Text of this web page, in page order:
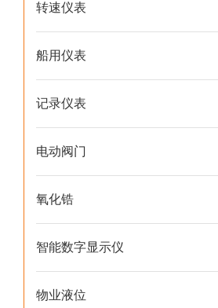
转速仪表
船用仪表
记录仪表
电动阀门
氧化锆
智能数字显示仪
物业液位